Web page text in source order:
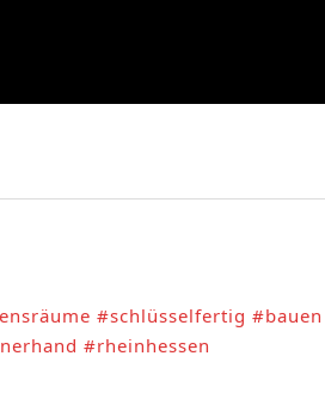
#schlüsselfertig #bauen
#rheinhessen